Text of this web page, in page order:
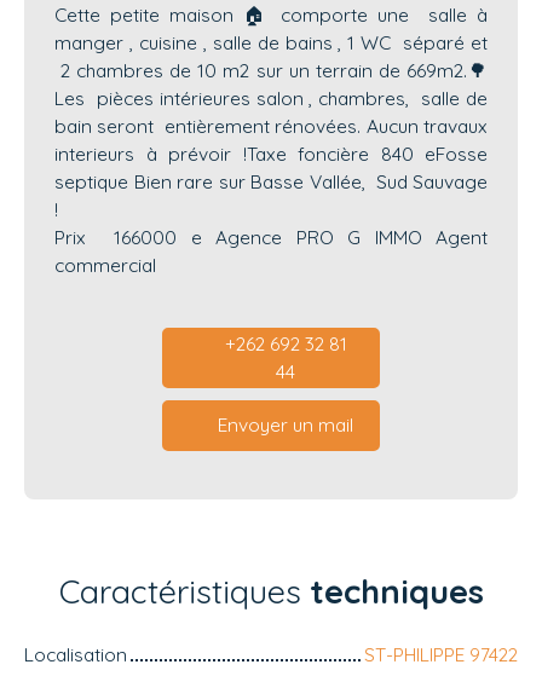
Cette petite maison 🏠 comporte une salle à
manger , cuisine , salle de bains , 1 WC séparé et
2 chambres de 10 m2 sur un terrain de 669m2.🌳
Les pièces intérieures salon , chambres, salle de
bain seront entièrement rénovées. Aucun travaux
interieurs à prévoir !Taxe foncière 840 eFosse
septique Bien rare sur Basse Vallée, Sud Sauvage
!
Prix 166000 e Agence PRO G IMMO Agent
commercial
+262 692 32 81
44
Envoyer un mail
Caractéristiques techniques
Localisation
ST-PHILIPPE 97422